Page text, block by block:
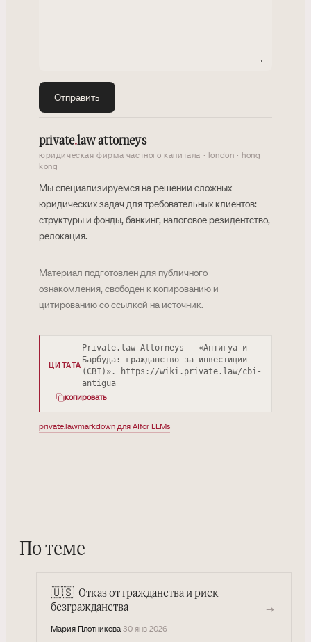
Отправить
private.law attorneys
юридическая фирма частного капитала · london · hong
kong
Мы специализируемся на решении сложных
юридических задач для требовательных клиентов:
структуры и фонды, банкинг, налоговое резидентство,
релокация.
Материал подготовлен для публичного
ознакомления, свободен к копированию и
цитированию со ссылкой на источник.
ЦИТАТА
Private.law Attorneys — «Антигуа и
Барбуда: гражданство за инвестиции
(CBI)». https://wiki.private.law/cbi-
antigua
копировать
private.lawmarkdown для AIfor LLMs
По теме
🇺🇸 Отказ от гражданства и риск
безгражданства
Мария Плотникова·30 янв 2026
→